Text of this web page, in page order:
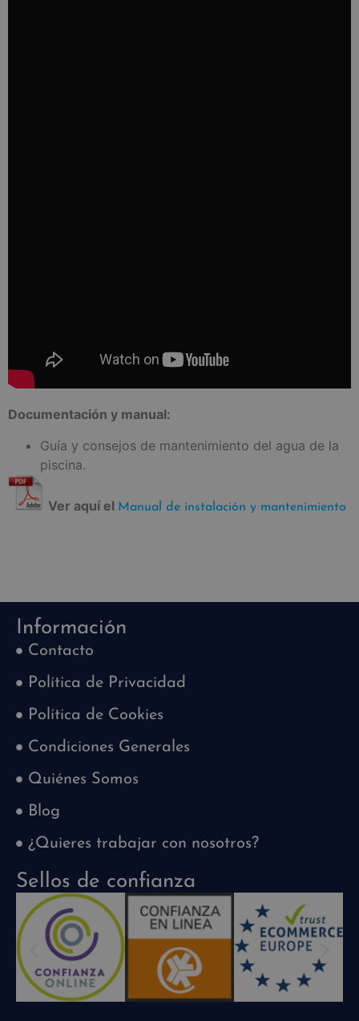
Documentación y manual:
Guía y consejos de mantenimiento del agua de la
piscina.
Ver aquí el Manual de instalación y mantenimiento
Información
Contacto
Política de Privacidad
Política de Cookies
Condiciones Generales
Quiénes Somos
Blog
¿Quieres trabajar con nosotros?
Sellos de confianza